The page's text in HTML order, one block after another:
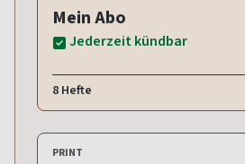
Mein Abo
Jederzeit kündbar
8 Hefte
PRINT